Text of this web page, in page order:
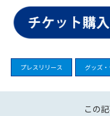
プレスリリース グッズ
この